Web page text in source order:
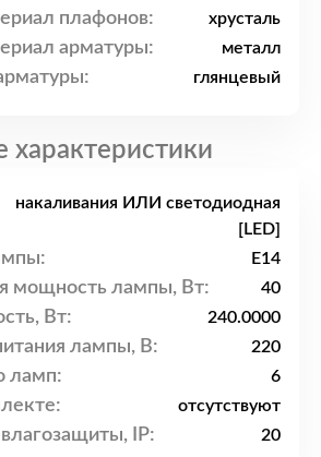
плафонов: хрусталь
арматуры: металл
глянцевый
характеристики
накаливания ИЛИ светодиодная
[LED]
E14
мощность лампы, Вт: 40
Вт: 240.0000
лампы, В: 220
ламп: 6
отсутствуют
IP: 20